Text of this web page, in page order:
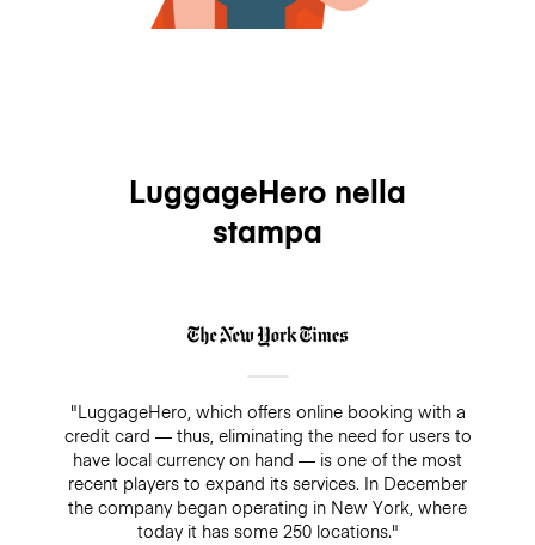
LuggageHero nella
stampa
"LuggageHero, which offers online booking with a
credit card — thus, eliminating the need for users to
have local currency on hand — is one of the most
recent players to expand its services. In December
the company began operating in New York, where
today it has some 250 locations."